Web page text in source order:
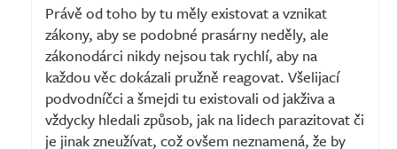
Právě od toho by tu měly existovat a vznikat
zákony, aby se podobné prasárny neděly, ale
zákonodárci nikdy nejsou tak rychlí, aby na
každou věc dokázali pružně reagovat. Všelijací
podvodníčci a šmejdi tu existovali od jakživa a
vždycky hledali způsob, jak na lidech parazitovat či
je jinak zneužívat, což ovšem neznamená, že by